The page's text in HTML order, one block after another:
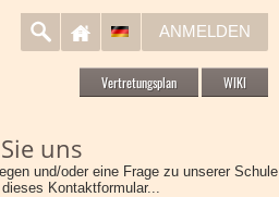
ANMELDEN
Vertretungsplan WIKI
uns
und/oder eine Frage zu unserer Schule
Kontaktformular...